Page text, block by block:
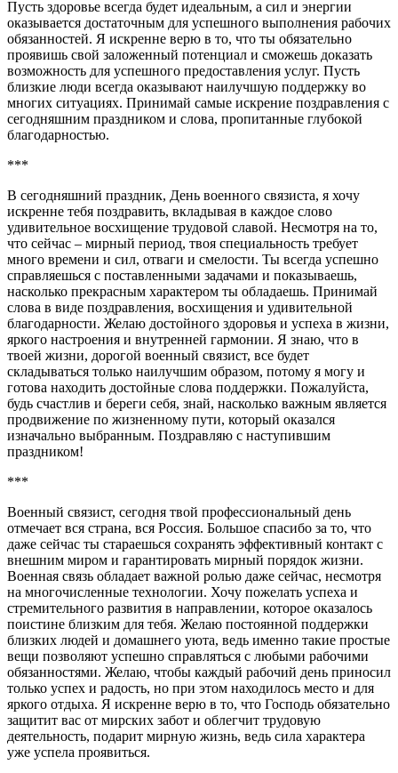
Пусть здоровье всегда будет идеальным, а сил и энергии
оказывается достаточным для успешного выполнения рабочих
обязанностей. Я искренне верю в то, что ты обязательно
проявишь свой заложенный потенциал и сможешь доказать
возможность для успешного предоставления услуг. Пусть
близкие люди всегда оказывают наилучшую поддержку во
многих ситуациях. Принимай самые искрение поздравления с
сегодняшним праздником и слова, пропитанные глубокой
благодарностью.
***
В сегодняшний праздник, День военного связиста, я хочу
искренне тебя поздравить, вкладывая в каждое слово
удивительное восхищение трудовой славой. Несмотря на то,
что сейчас – мирный период, твоя специальность требует
много времени и сил, отваги и смелости. Ты всегда успешно
справляешься с поставленными задачами и показываешь,
насколько прекрасным характером ты обладаешь. Принимай
слова в виде поздравления, восхищения и удивительной
благодарности. Желаю достойного здоровья и успеха в жизни,
яркого настроения и внутренней гармонии. Я знаю, что в
твоей жизни, дорогой военный связист, все будет
складываться только наилучшим образом, потому я могу и
готова находить достойные слова поддержки. Пожалуйста,
будь счастлив и береги себя, знай, насколько важным является
продвижение по жизненному пути, который оказался
изначально выбранным. Поздравляю с наступившим
праздником!
***
Военный связист, сегодня твой профессиональный день
отмечает вся страна, вся Россия. Большое спасибо за то, что
даже сейчас ты стараешься сохранять эффективный контакт с
внешним миром и гарантировать мирный порядок жизни.
Военная связь обладает важной ролью даже сейчас, несмотря
на многочисленные технологии. Хочу пожелать успеха и
стремительного развития в направлении, которое оказалось
поистине близким для тебя. Желаю постоянной поддержки
близких людей и домашнего уюта, ведь именно такие простые
вещи позволяют успешно справляться с любыми рабочими
обязанностями. Желаю, чтобы каждый рабочий день приносил
только успех и радость, но при этом находилось место и для
яркого отдыха. Я искренне верю в то, что Господь обязательно
защитит вас от мирских забот и облегчит трудовую
деятельность, подарит мирную жизнь, ведь сила характера
уже успела проявиться.